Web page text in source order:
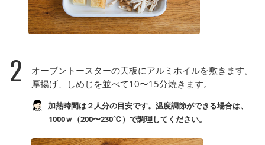
2
オーブントースターの天板にアルミホイルを敷きます。
厚揚げ、しめじを並べて10〜15分焼きます。
加熱時間は２人分の目安です。温度調節ができる場合は、
1000ｗ（200〜230℃）で調理してください。